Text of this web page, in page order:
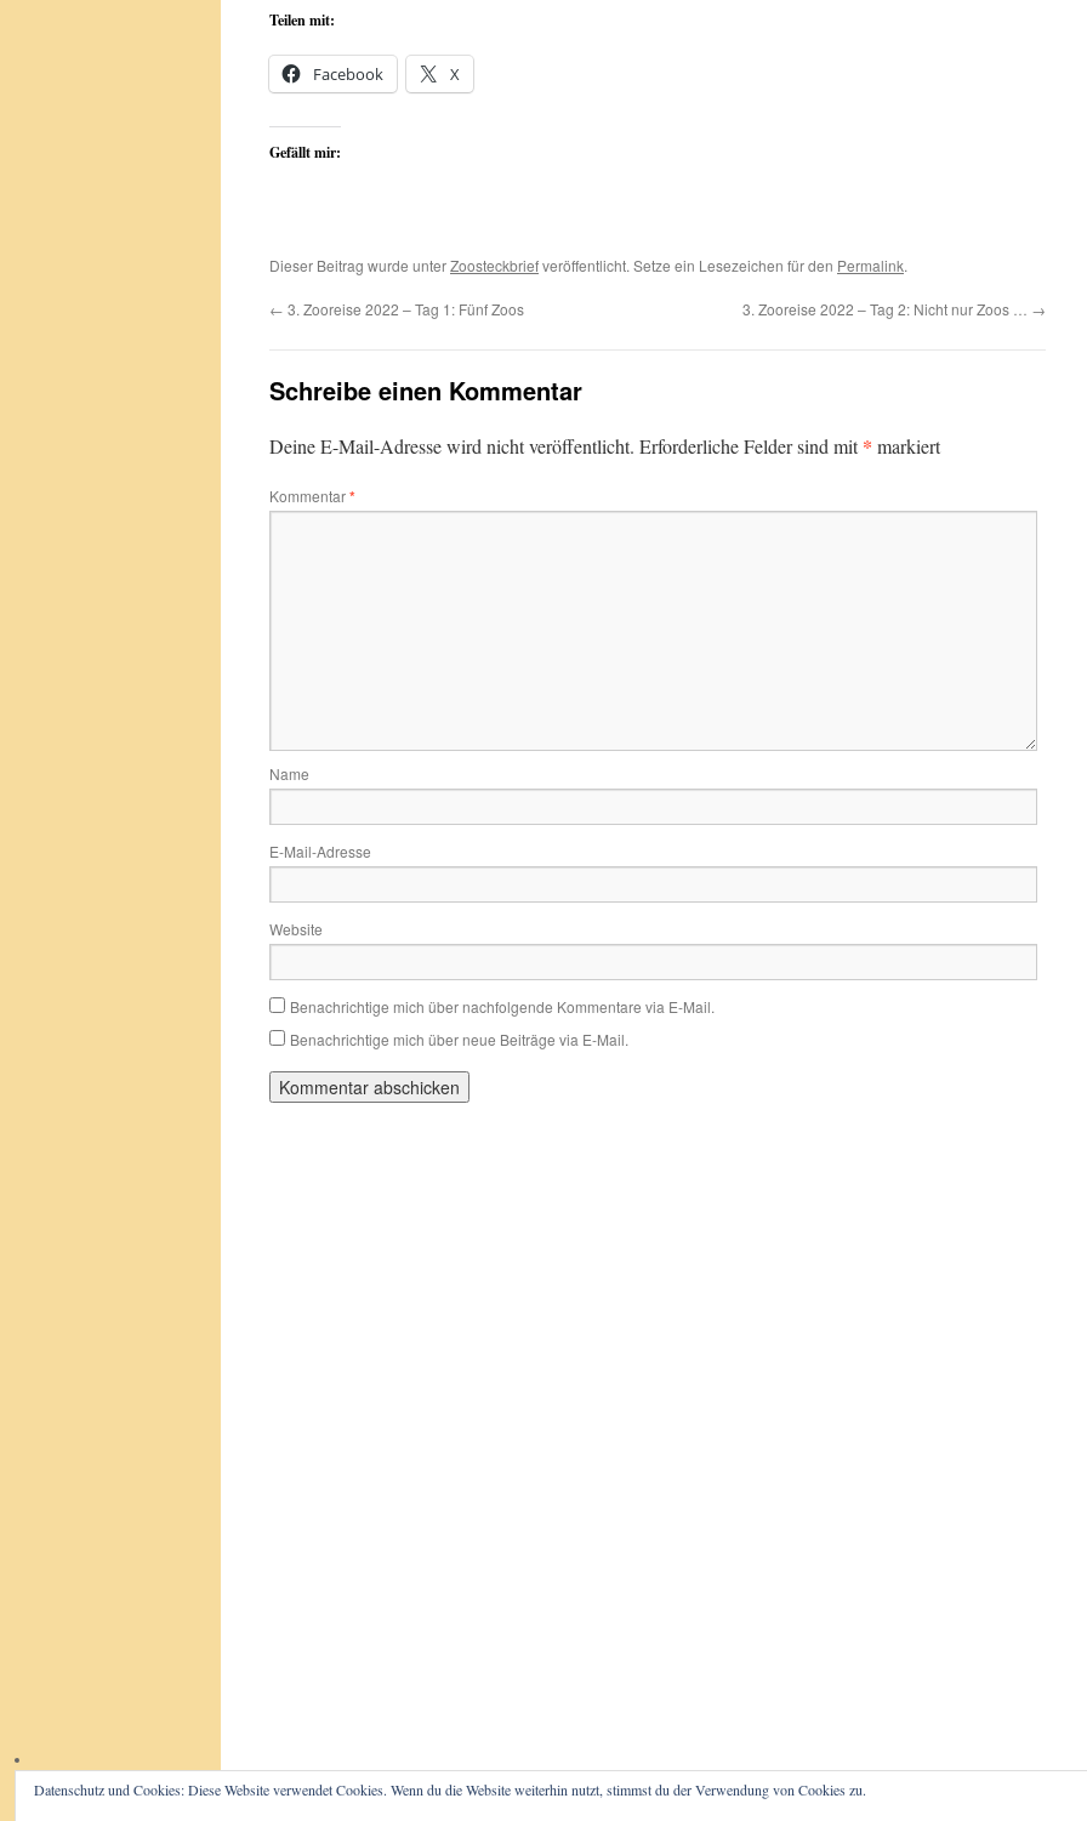
Teilen mit:
Facebook X
Gefällt mir:
Dieser Beitrag wurde unterZoosteckbriefveröffentlicht. Setze ein Lesezeichen für den Permalink.
← 3. Zooreise 2022 – Tag 1: Fünf Zoos 3. Zooreise 2022 – Tag 2: Nicht nur Zoos … →
Schreibe einen Kommentar
Deine E-Mail-Adresse wird nicht veröffentlicht. Erforderliche Felder sind mit* markiert
Kommentar*
Name
E-Mail-Adresse
Website
Benachrichtige mich über nachfolgende Kommentare via E-Mail.
Benachrichtige mich über neue Beiträge via E-Mail.
Datenschutz und Cookies: Diese Website verwendet Cookies. Wenn du die Website weiterhin nutzt, stimmst du der Verwendung von Cookies zu.